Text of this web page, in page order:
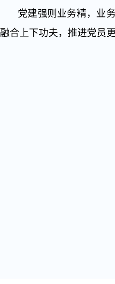
党建强则业务精，业
融合上下功夫，推进党员